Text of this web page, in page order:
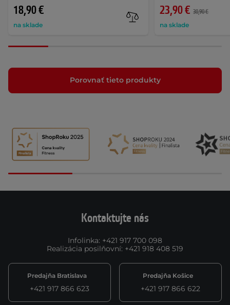
18,90 €
na sklade
23,90 € 30,90 €
na sklade
Porovnať tieto produkty
Kontaktujte nás
Infolinka: +421 917 700 098
Realizácia posilňovní: +421 918 408 519
Predajňa Bratislava
+421 917 866 623
Predajňa Košice
+421 917 866 622